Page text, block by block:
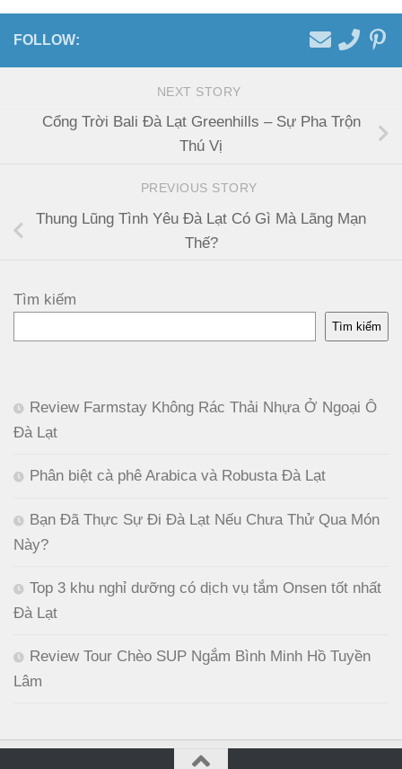
FOLLOW:
NEXT STORY
Cổng Trời Bali Đà Lạt Greenhills – Sự Pha Trộn
Thú Vị
PREVIOUS STORY
Thung Lũng Tình Yêu Đà Lạt Có Gì Mà Lãng Mạn
Thế?
Tìm kiếm
Tìm kiếm
Review Farmstay Không Rác Thải Nhựa Ở Ngoại Ô
Đà Lạt
Phân biệt cà phê Arabica và Robusta Đà Lạt
Bạn Đã Thực Sự Đi Đà Lạt Nếu Chưa Thử Qua Món
Này?
Top 3 khu nghỉ dưỡng có dịch vụ tắm Onsen tốt nhất
Đà Lạt
Review Tour Chèo SUP Ngắm Bình Minh Hồ Tuyền
Lâm